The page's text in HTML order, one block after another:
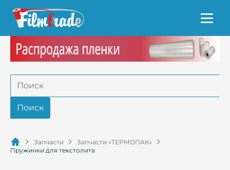
Запчасти
Запчасти «ТЕРМОПАК»
Пружинки для текстолита